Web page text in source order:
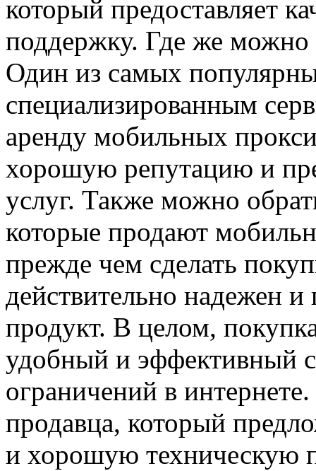
который предоставляет
поддержку. Где же
Один из самых
специализированным
аренду мобильных
хорошую репутацию и
услуг. Также можно
которые продают
прежде чем сделать
действительно надежен и
продукт. В целом,
удобный и эффективный
ограничений в
продавца, который
и хорошую техническую